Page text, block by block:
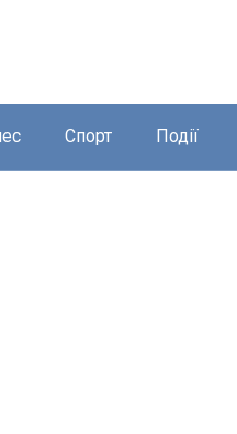
Спорт Події